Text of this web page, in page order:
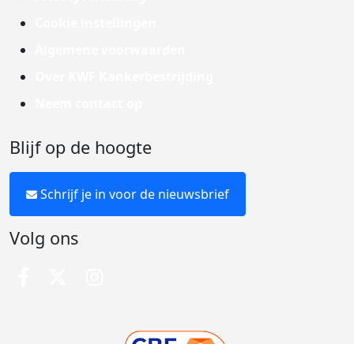
Blijf op de hoogte
Schrijf je in voor de nieuwsbrief
Volg ons